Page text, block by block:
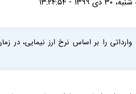
را بر اساس نرخ ارز نیمایی، در